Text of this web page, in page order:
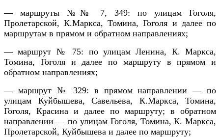
— маршруты №№ 7, 349: по улицам Гоголя,
Пролетарской, К.Маркса, Томина, Гоголя и далее по
маршрутам в прямом и обратном направлениях;
— маршрут № 75: по улицам Ленина, К. Маркса,
Томина, Гоголя и далее по маршруту в прямом и
обратном направлениях;
— маршрут № 329: в прямом направлении — по
улицам Куйбышева, Савельева, К.Маркса, Томина,
Гоголя, Красина и далее по маршруту; в обратном
направлении — по улицам Гоголя, Томина, К. Маркса,
Пролетарской, Куйбышева и далее по маршруту;